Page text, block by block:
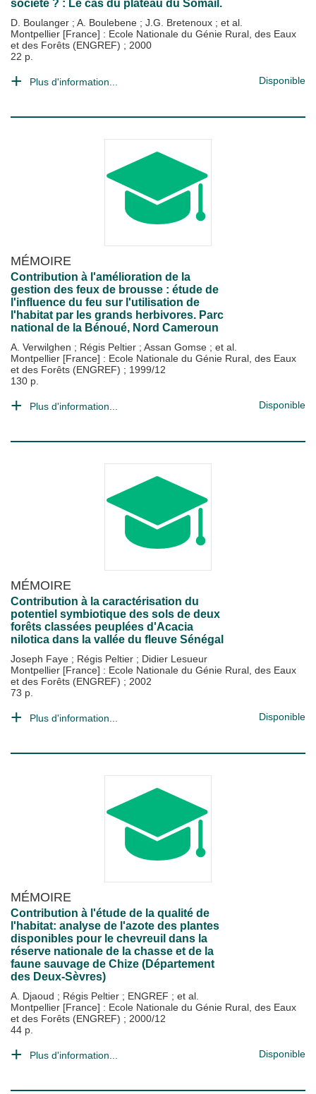
société ? : Le cas du plateau du Somail.
D. Boulanger ; A. Boulebene ; J.G. Bretenoux ; et al.
Montpellier [France] : Ecole Nationale du Génie Rural, des Eaux
et des Forêts (ENGREF) ; 2000
22 p.
Plus d'information... Disponible
MÉMOIRE
Contribution à l'amélioration de la
gestion des feux de brousse : étude de
l'influence du feu sur l'utilisation de
l'habitat par les grands herbivores. Parc
national de la Bénoué, Nord Cameroun
A. Verwilghen ; Régis Peltier ; Assan Gomse ; et al.
Montpellier [France] : Ecole Nationale du Génie Rural, des Eaux
et des Forêts (ENGREF) ; 1999/12
130 p.
Plus d'information... Disponible
MÉMOIRE
Contribution à la caractérisation du
potentiel symbiotique des sols de deux
forêts classées peuplées d'Acacia
nilotica dans la vallée du fleuve Sénégal
Joseph Faye ; Régis Peltier ; Didier Lesueur
Montpellier [France] : Ecole Nationale du Génie Rural, des Eaux
et des Forêts (ENGREF) ; 2002
73 p.
Plus d'information... Disponible
MÉMOIRE
Contribution à l'étude de la qualité de
l'habitat: analyse de l'azote des plantes
disponibles pour le chevreuil dans la
réserve nationale de la chasse et de la
faune sauvage de Chize (Département
des Deux-Sèvres)
A. Djaoud ; Régis Peltier ; ENGREF ; et al.
Montpellier [France] : Ecole Nationale du Génie Rural, des Eaux
et des Forêts (ENGREF) ; 2000/12
44 p.
Plus d'information... Disponible